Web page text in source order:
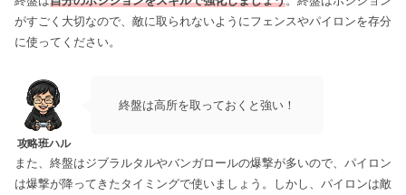
がすごく大切なので、敵に取られないようにフェンスやパイロンを存分
に使ってください。
終盤は高所を取っておくと強い！
また、終盤はジブラルタルやバンガロールの爆撃が多いので、パイロン
は爆撃が降ってきたタイミングで使いましょう。しかし、パイロンは敵